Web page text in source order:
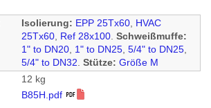
Isolierung: EPP 25Tx60, HVAC
25Tx60, Ref 28x100. Schweißmuffe:
1" to DN20, 1" to DN25, 5/4" to DN25,
5/4" to DN32. Stütze: Größe M
12 kg
B85H.pdf